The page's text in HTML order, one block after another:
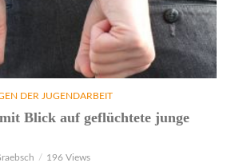
DER JUGENDARBEIT
Blick auf geflüchtete junge
196 Views